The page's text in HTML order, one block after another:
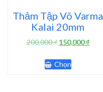
Thảm Tập Võ Varma
Kalai 20mm
200,000₫ Giá
là:
200,000 ₫.
150,000₫Giá
Chọnphẩm